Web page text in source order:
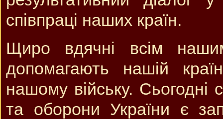
співпраці наших країн.
Щиро вдячні всім
допомагають нашій
нашому війську.
та оборони України є